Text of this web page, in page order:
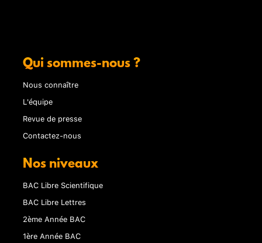
Qui sommes-nous ?
Nous connaître
L'équipe
Revue de presse
Contactez-nous
Nos niveaux
BAC Libre Scientifique
BAC Libre Lettres
2ème Année BAC
1ère Année BAC